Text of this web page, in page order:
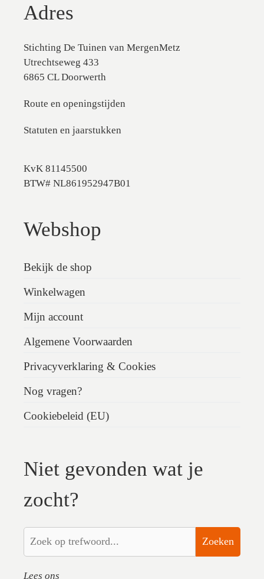
Adres
Stichting De Tuinen van MergenMetz
Utrechtseweg 433
6865 CL Doorwerth
Route en openingstijden
Statuten en jaarstukken
KvK 81145500
BTW# NL861952947B01
Webshop
Bekijk de shop
Winkelwagen
Mijn account
Algemene Voorwaarden
Privacyverklaring & Cookies
Nog vragen?
Cookiebeleid (EU)
Niet gevonden wat je
zocht?
Zoeken
Lees ons